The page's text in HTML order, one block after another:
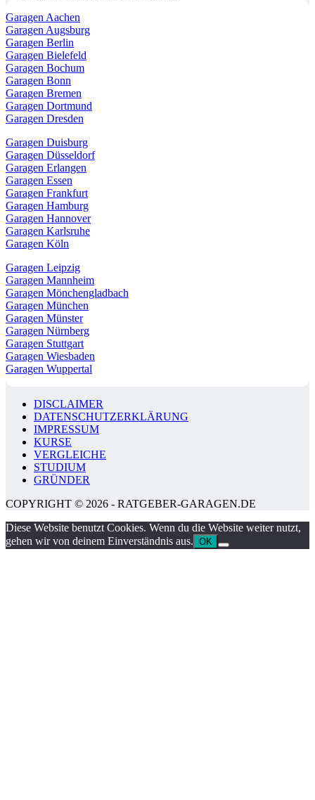
Garagen Aachen
Garagen Augsburg
Garagen Berlin
Garagen Bielefeld
Garagen Bochum
Garagen Bonn
Garagen Bremen
Garagen Dortmund
Garagen Dresden
Garagen Duisburg
Garagen Düsseldorf
Garagen Erlangen
Garagen Essen
Garagen Frankfurt
Garagen Hamburg
Garagen Hannover
Garagen Karlsruhe
Garagen Köln
Garagen Leipzig
Garagen Mannheim
Garagen Mönchengladbach
Garagen München
Garagen Münster
Garagen Nürnberg
Garagen Stuttgart
Garagen Wiesbaden
Garagen Wuppertal
DISCLAIMER
DATENSCHUTZERKLÄRUNG
IMPRESSUM
KURSE
VERGLEICHE
STUDIUM
GRÜNDER
COPYRIGHT © 2026 - RATGEBER-GARAGEN.DE
Diese Website benutzt Cookies. Wenn du die Website weiter nutzt,
gehen wir von deinem Einverständnis aus. OK